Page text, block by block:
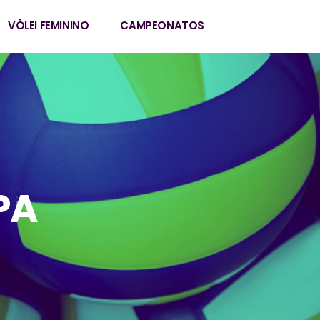
VÔLEI FEMININO CAMPEONATOS